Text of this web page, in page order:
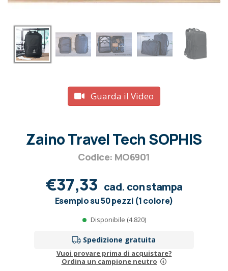
Guarda il Video
Zaino Travel Tech SOPHIS
Codice: MO6901
€37,33 cad. con stampa
Esempio su 50 pezzi (1 colore)
Disponibile (4.820)
Spedizione gratuita
Vuoi provare prima di acquistare?
Ordina un campione neutro